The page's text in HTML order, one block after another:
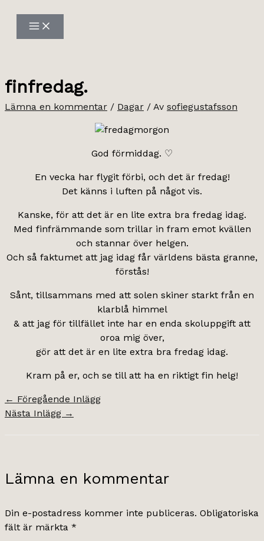
innehåll
finfredag.
Lämna en kommentar / Dagar / Av sofiegustafsson
God förmiddag. ♡
En vecka har flygit förbi, och det är fredag!
Det känns i luften på något vis.
Kanske, för att det är en lite extra bra fredag idag.
Med finfrämmande som trillar in fram emot kvällen
och stannar över helgen.
Och så faktumet att jag idag får världens bästa granne,
förstås!
Sånt, tillsammans med att solen skiner starkt från en
klarblå himmel
& att jag för tillfället inte har en enda skoluppgift att
oroa mig över,
gör att det är en lite extra bra fredag idag.
Kram på er, och se till att ha en riktigt fin helg!
← Föregående Inlägg
Nästa Inlägg →
Lämna en kommentar
Din e-postadress kommer inte publiceras. Obligatoriska
fält är märkta *